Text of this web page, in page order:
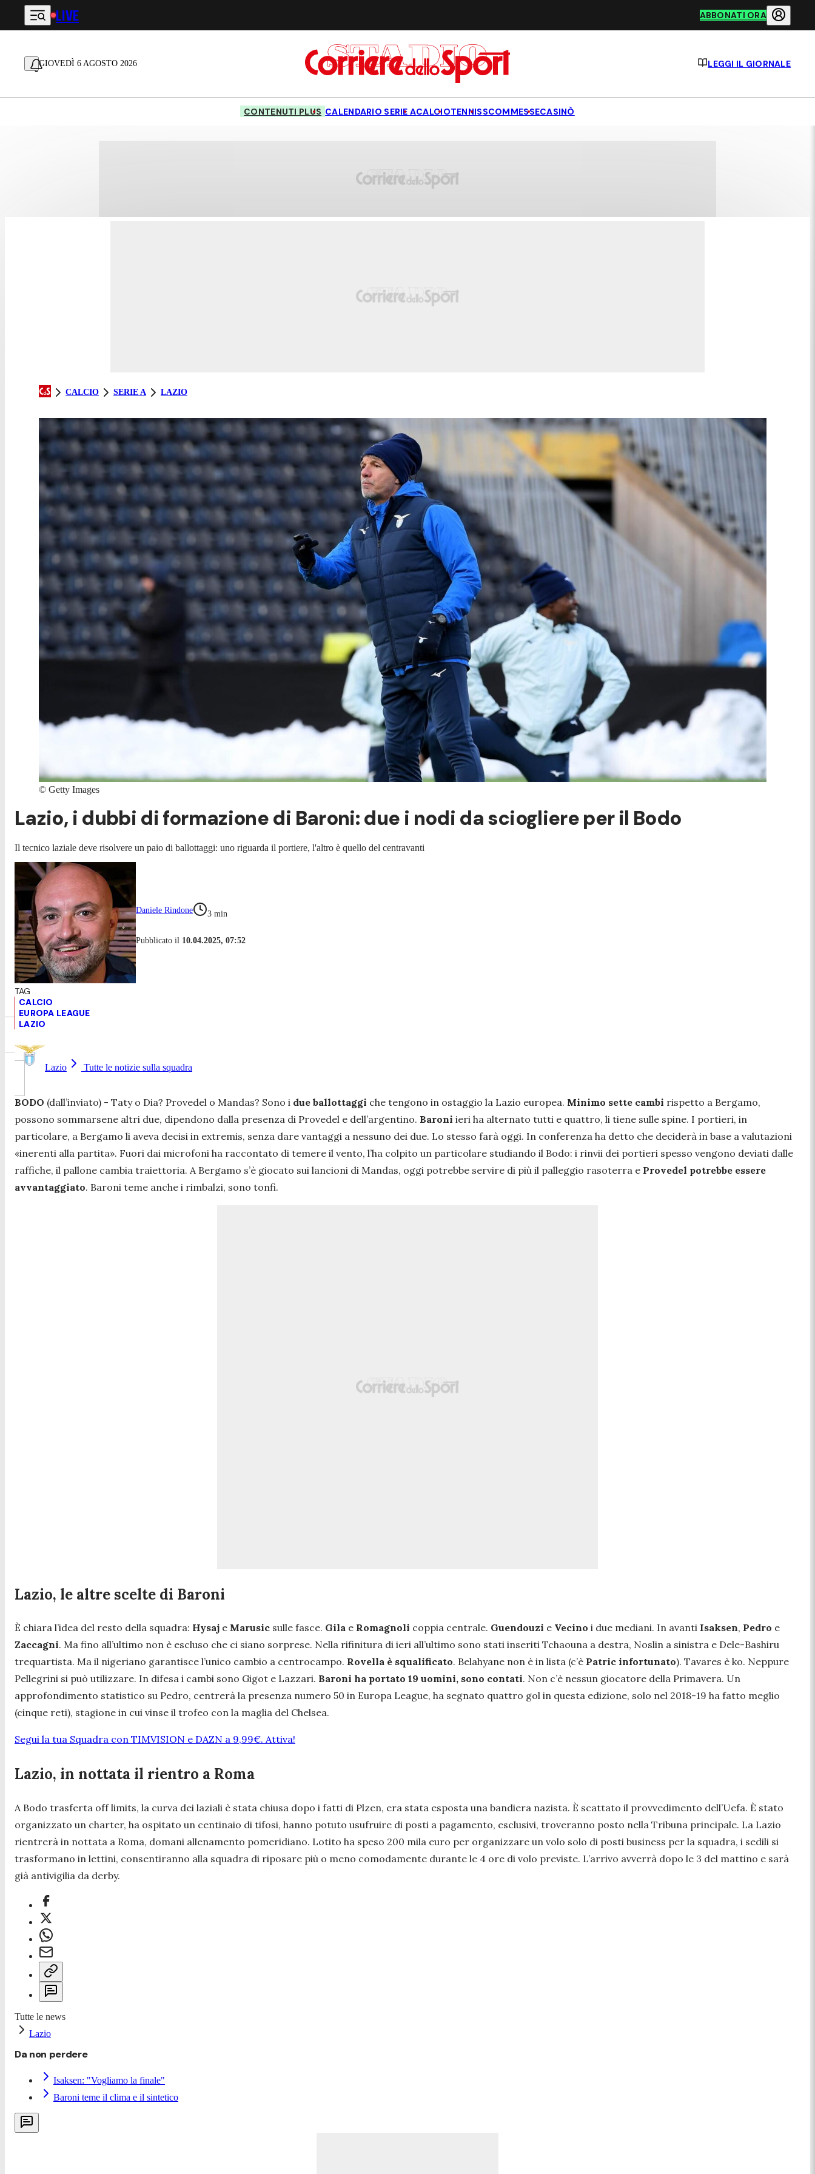
Vai al contenuto principale
LIVE ABBONATI ORA
GIOVEDÌ 6 AGOSTO 2026 LEGGI IL GIORNALE
CONTENUTI PLUS CALENDARIO SERIE ACALCIOTENNISSCOMMESSECASINÒ
CALCIO SERIE A LAZIO
© Getty Images
Lazio, i dubbi di formazione di Baroni: due i nodi da sciogliere per il Bodo
Il tecnico laziale deve risolvere un paio di ballottaggi: uno riguarda il portiere, l'altro è quello del centravanti
Daniele Rindone 3 min
Pubblicato il 10.04.2025, 07:52
CALCIO
EUROPA LEAGUE
LAZIO
Lazio Tutte le notizie sulla squadra
BODO (dall’inviato) - Taty o Dia? Provedel o Mandas? Sono i due ballottaggi che tengono in ostaggio la Lazio europea. Minimo sette cambi rispetto a Bergamo,
possono sommarsene altri due, dipendono dalla presenza di Provedel e dell’argentino. Baroni ieri ha alternato tutti e quattro, li tiene sulle spine. I portieri, in
particolare, a Bergamo li aveva decisi in extremis, senza dare vantaggi a nessuno dei due. Lo stesso farà oggi. In conferenza ha detto che deciderà in base a valutazioni
«inerenti alla partita». Fuori dai microfoni ha raccontato di temere il vento, l’ha colpito un particolare studiando il Bodo: i rinvii dei portieri spesso vengono deviati dalle
raffiche, il pallone cambia traiettoria. A Bergamo s’è giocato sui lancioni di Mandas, oggi potrebbe servire di più il palleggio rasoterra e Provedel potrebbe essere
avvantaggiato. Baroni teme anche i rimbalzi, sono tonfi.
Lazio, le altre scelte di Baroni
È chiara l’idea del resto della squadra: Hysaj e Marusic sulle fasce. Gila e Romagnoli coppia centrale. Guendouzi e Vecino i due mediani. In avanti Isaksen, Pedro e
Zaccagni. Ma fino all’ultimo non è escluso che ci siano sorprese. Nella rifinitura di ieri all’ultimo sono stati inseriti Tchaouna a destra, Noslin a sinistra e Dele-Bashiru
trequartista. Ma il nigeriano garantisce l’unico cambio a centrocampo. Rovella è squalificato. Belahyane non è in lista (c’è Patric infortunato). Tavares è ko. Neppure
Pellegrini si può utilizzare. In difesa i cambi sono Gigot e Lazzari. Baroni ha portato 19 uomini, sono contati. Non c’è nessun giocatore della Primavera. Un
approfondimento statistico su Pedro, centrerà la presenza numero 50 in Europa League, ha segnato quattro gol in questa edizione, solo nel 2018-19 ha fatto meglio
(cinque reti), stagione in cui vinse il trofeo con la maglia del Chelsea.
Segui la tua Squadra con TIMVISION e DAZN a 9,99€. Attiva!
Lazio, in nottata il rientro a Roma
A Bodo trasferta off limits, la curva dei laziali è stata chiusa dopo i fatti di Plzen, era stata esposta una bandiera nazista. È scattato il provvedimento dell’Uefa. È stato
organizzato un charter, ha ospitato un centinaio di tifosi, hanno potuto usufruire di posti a pagamento, esclusivi, troveranno posto nella Tribuna principale. La Lazio
rientrerà in nottata a Roma, domani allenamento pomeridiano. Lotito ha speso 200 mila euro per organizzare un volo solo di posti business per la squadra, i sedili si
trasformano in lettini, consentiranno alla squadra di riposare più o meno comodamente durante le 4 ore di volo previste. L’arrivo avverrà dopo le 3 del mattino e sarà
già antivigilia da derby.
Tutte le news
Lazio
Da non perdere
Isaksen: "Vogliamo la finale"
Baroni teme il clima e il sintetico